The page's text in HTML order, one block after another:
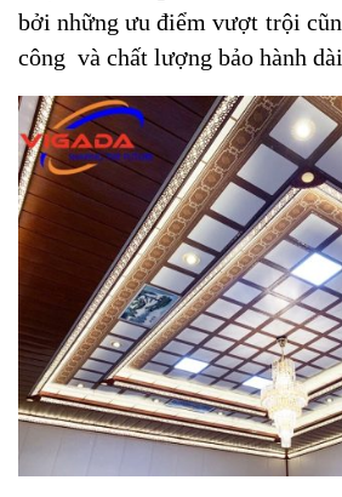
bởi những ưu điểm vượt trội
công và chất lượng bảo hành